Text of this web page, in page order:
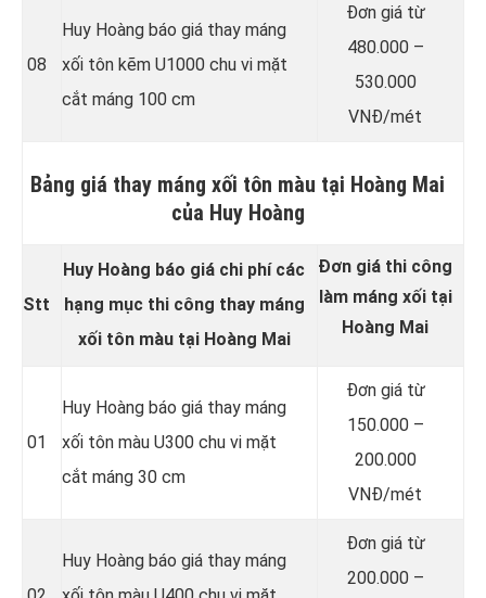
08
Huy Hoàng báo giá thay máng
xối tôn kẽm U1000 chu vi mặt
cắt máng 100 cm
Đơn giá từ
480.000 –
530.000
VNĐ/mét
Bảng giá thay máng xối tôn màu tại Hoàng Mai
của Huy Hoàng
Stt
Huy Hoàng báo giá chi phí các
hạng mục thi công thaymáng
xối tôn màutại Hoàng Mai
Đơn giá thi công
làm máng xối tại
Hoàng Mai
01
Huy Hoàng báo giá thay máng
xối tôn màu U300 chu vi mặt
cắt máng 30 cm
Đơn giá từ
150.000 –
200.000
VNĐ/mét
Huy Hoàng báo giá thay máng
Đơn giá từ
200.000 –